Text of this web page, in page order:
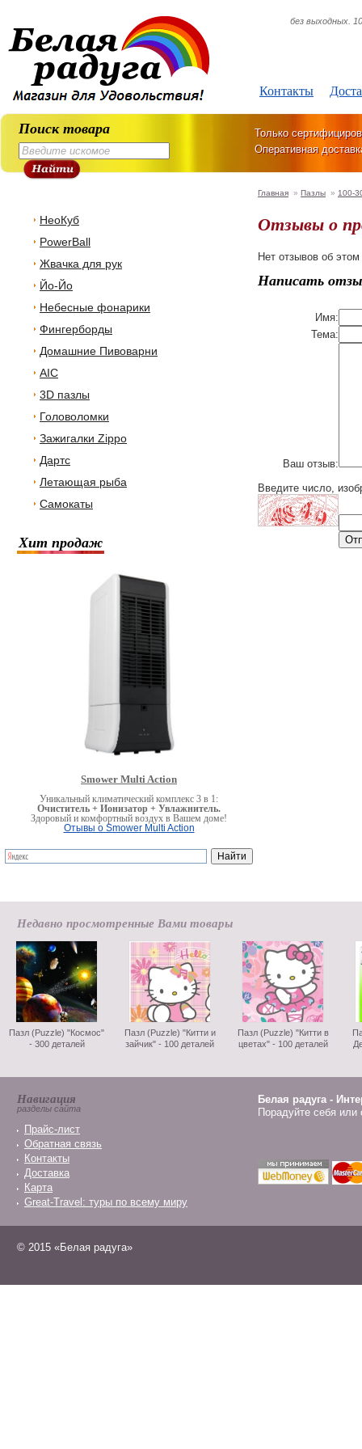
Контакты
без выходных.
Поиск товара
Только
Оперативная
НеоКуб
PowerBall
Жвачка для рук
Йо-Йо
Небесные фонарики
Фингерборды
Домашние Пивоварни
AIC
3D пазлы
Головоломки
Зажигалки Zippo
Дартс
Летающая рыба
Самокаты
Хит продаж
Smower Multi Action
Уникальный климатический комплекс 3 в 1:
Очиститель + Ионизатор + Увлажнитель.
Здоровый и комфортный воздух в Вашем доме!
Отывы о Smower Multi Action
Главная » Пазлы » 100-
Отзывы о
Нет отзывов об этом
Написать
Имя:
Тема:
Ваш отзыв:
Введите число,
Недавно просмотренные Вами товары
Пазл (Puzzle) "Космос"
- 300 деталей
Пазл (Puzzle) "Китти и
зайчик" - 100 деталей
Пазл (Puzzle) "Китти в
цветах" - 100 деталей
Навигация
разделы сайта
Прайс-лист
Обратная связь
Контакты
Доставка
Карта
Great-Travel: туры по всему миру
Белая радуга -
Порадуйте себя
© 2015 «Белая радуга»